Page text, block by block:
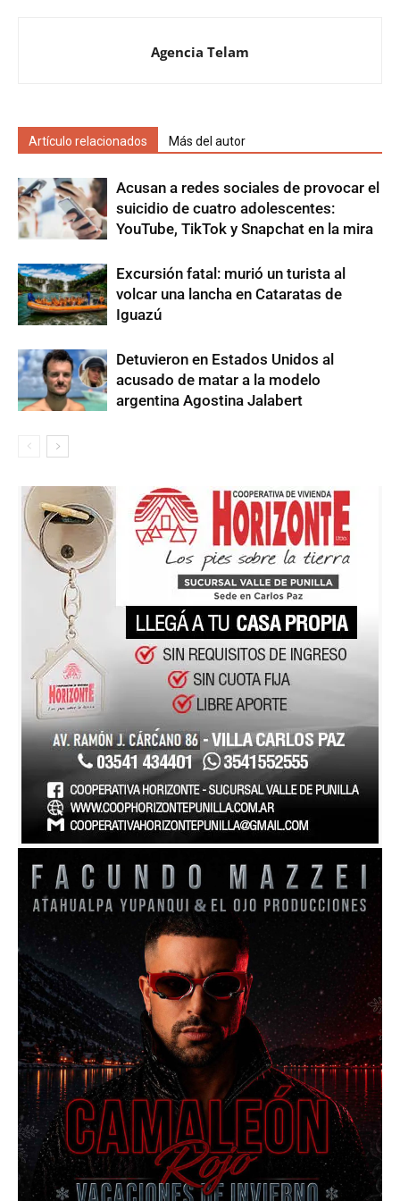
Agencia Telam
Artículo relacionados Más del autor
Acusan a redes sociales de provocar el
suicidio de cuatro adolescentes:
YouTube, TikTok y Snapchat en la mira
Excursión fatal: murió un turista al
volcar una lancha en Cataratas de
Iguazú
Detuvieron en Estados Unidos al
acusado de matar a la modelo
argentina Agostina Jalabert